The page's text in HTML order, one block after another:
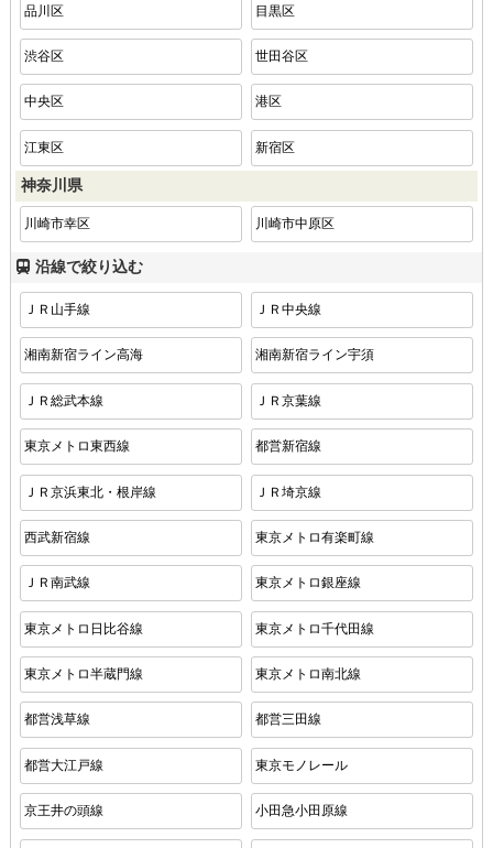
品川区 目黒区
渋谷区 世田谷区
中央区 港区
江東区 新宿区
神奈川県
川崎市幸区 川崎市中原区
沿線で絞り込む
ＪＲ山手線 ＪＲ中央線
湘南新宿ライン高海 湘南新宿ライン宇須
ＪＲ総武本線 ＪＲ京葉線
東京メトロ東西線 都営新宿線
ＪＲ京浜東北・根岸線 ＪＲ埼京線
西武新宿線 東京メトロ有楽町線
ＪＲ南武線 東京メトロ銀座線
東京メトロ日比谷線 東京メトロ千代田線
東京メトロ半蔵門線 東京メトロ南北線
都営浅草線 都営三田線
都営大江戸線 東京モノレール
京王井の頭線 小田急小田原線